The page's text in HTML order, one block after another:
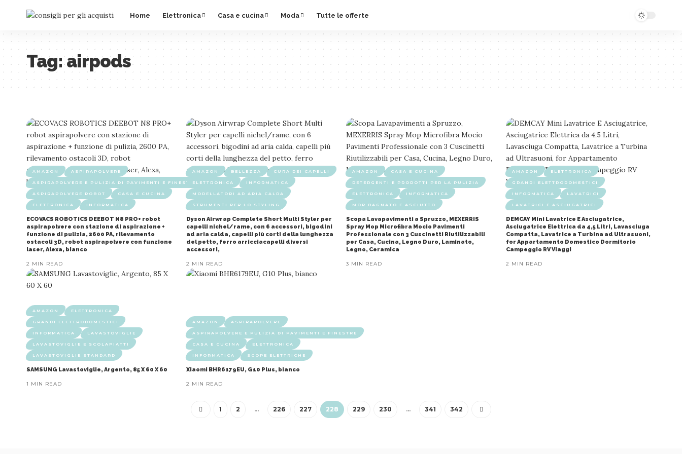
Home Elettronica Casa e cucina Moda Tutte le offerte
Tag:airpods
AMAZON ASPIRAPOLVERE
ASPIRAPOLVERE E PULIZIA DI PAVIMENTI E FINESTRE
ASPIRAPOLVERE ROBOT CASA E CUCINA
ELETTRONICA INFORMATICA
ECOVACS ROBOTICS DEEBOT N8 PRO+ robot
aspirapolvere con stazione di aspirazione +
funzione di pulizia, 2600 PA, rilevamento
ostacoli 3D, robot aspirapolvere con funzione
laser, Alexa, bianco
2 MIN READ
AMAZON BELLEZZA CURA DEI CAPELLI
ELETTRONICA INFORMATICA
MODELLATORI AD ARIA CALDA
STRUMENTI PER LO STYLING
Dyson Airwrap Complete Short Multi Styler per
capelli nichel/rame, con 6 accessori, bigodini
ad aria calda, capelli più corti della lunghezza
del petto, ferro arricciacapelli diversi
accessori,
2 MIN READ
AMAZON CASA E CUCINA
DETERGENTI E PRODOTTI PER LA PULIZIA
ELETTRONICA INFORMATICA
MOP BAGNATO E ASCIUTTO
Scopa Lavapavimenti a Spruzzo, MEXERRIS
Spray Mop Microfibra Mocio Pavimenti
Professionale con 3 Cuscinetti Riutilizzabili
per Casa, Cucina, Legno Duro, Laminato,
Legno, Ceramica
3 MIN READ
AMAZON ELETTRONICA
GRANDI ELETTRODOMESTICI
INFORMATICA LAVATRICI
LAVATRICI E ASCIUGATRICI
DEMCAY Mini Lavatrice E Asciugatrice,
Asciugatrice Elettrica da 4,5 Litri, Lavasciuga
Compatta, Lavatrice a Turbina ad Ultrasuoni,
for Appartamento Domestico Dormitorio
Campeggio RV Viaggi
2 MIN READ
AMAZON ELETTRONICA
GRANDI ELETTRODOMESTICI
INFORMATICA LAVASTOVIGLIE
LAVASTOVIGLIE E SCOLAPIATTI
LAVASTOVIGLIE STANDARD
SAMSUNG Lavastoviglie, Argento, 85 X 60 X 60
1 MIN READ
AMAZON ASPIRAPOLVERE
ASPIRAPOLVERE E PULIZIA DI PAVIMENTI E FINESTRE
CASA E CUCINA ELETTRONICA
INFORMATICA SCOPE ELETTRICHE
Xiaomi BHR6179EU, G10 Plus, bianco
2 MIN READ
1 2 … 226 227 228 229 230 … 341 342